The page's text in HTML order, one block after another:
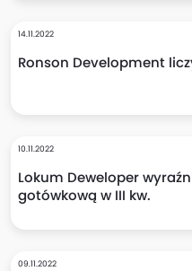
14.11.2022
Ronson Development
10.11.2022
Lokum Deweloper
gotówkową w III kw.
09.11.2022